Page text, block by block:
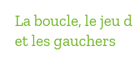
La boucle, le jeu
et les gauchers